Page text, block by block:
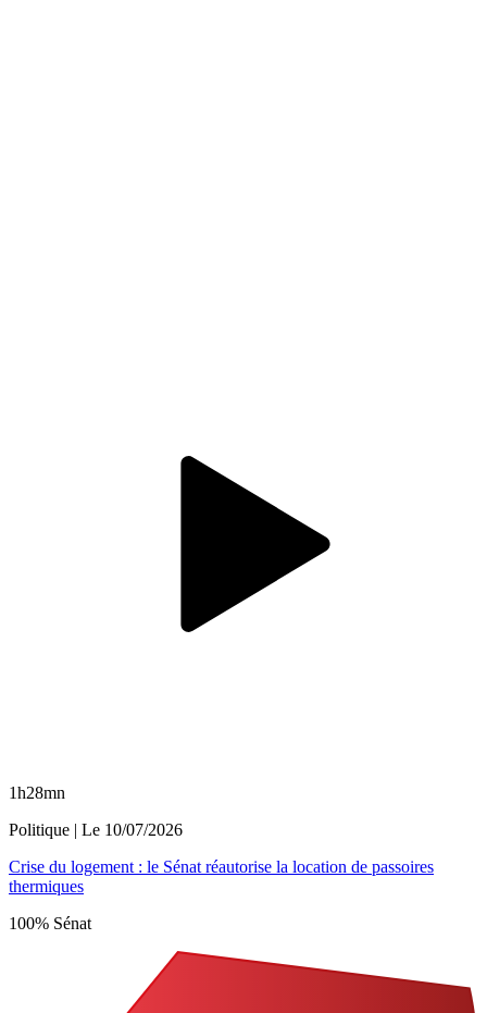
1h28mn
Politique | Le 10/07/2026
Crise du logement : le Sénat réautorise la location de passoires
thermiques
100% Sénat